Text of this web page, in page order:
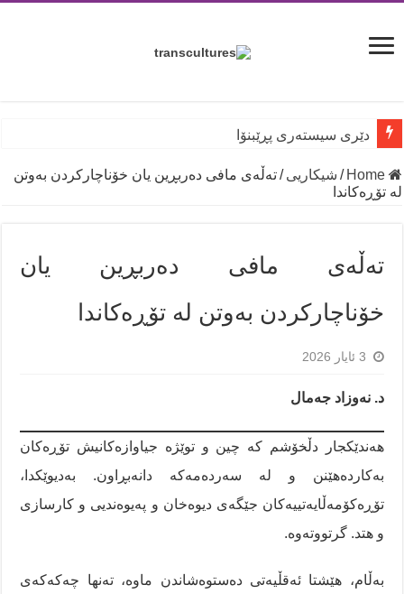
دێری سیستەری پڕێبنۆا
Home
/ شیكاریی /تەڵەی مافی دەربڕین یان خۆناچارکردن بەوتن
لە تۆڕەکاندا
تەڵەی مافی دەربڕین یان
خۆناچارکردن بەوتن لە تۆڕەکاندا
3 ئایار 2026
د. نەوزاد جەمال
هەندێکجار دڵخۆشم کە چین و توێژە جیاوازەکانیش تۆڕەکان
بەکاردەهێنن و لە سەردەمەکە دانەبڕاون. بەدیوێکدا،
تۆڕەکۆمەڵایەتییەکان جێگەی دیوەخان و پەیوەندیی و کارسازی
و هتد. گرتووتەوە.
بەڵام، هێشتا ئەقڵیەتی دەستوەشاندن ماوە، تەنها چەکەکەی